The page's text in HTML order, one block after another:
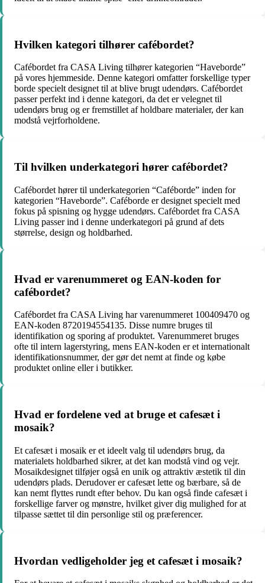
Hvilken kategori tilhører cafébordet?
Cafébordet fra CASA Living tilhører kategorien “Haveborde”
på vores hjemmeside. Denne kategori omfatter forskellige typer
borde specielt designet til at blive brugt udendørs. Cafébordet
passer perfekt ind i denne kategori, da det er velegnet til
udendørs brug og er fremstillet af holdbare materialer, der kan
modstå vejrforholdene.
Til hvilken underkategori hører cafébordet?
Cafébordet hører til underkategorien “Caféborde” inden for
kategorien “Haveborde”. Caféborde er designet specielt med
fokus på spisning og hygge udendørs. Cafébordet fra CASA
Living passer ind i denne underkategori på grund af dets
størrelse, design og holdbarhed.
Hvad er varenummeret og EAN-koden for
cafébordet?
Cafébordet fra CASA Living har varenummeret 100409470 og
EAN-koden 8720194554135. Disse numre bruges til
identifikation og sporing af produktet. Varenummeret bruges
ofte til intern lagerstyring, mens EAN-koden er et internationalt
identifikationsnummer, der gør det nemt at finde og købe
produktet online eller i butikker.
Hvad er fordelene ved at bruge et cafesæt i
mosaik?
Et cafesæt i mosaik er et ideelt valg til udendørs brug, da
materialets holdbarhed sikrer, at det kan modstå vind og vejr.
Mosaikdesignet tilføjer også en unik og attraktiv æstetik til din
udendørs plads. Derudover er cafesæt lette og bærbare, så de
kan nemt flyttes rundt efter behov. Du kan også finde cafesæt i
forskellige farver og mønstre, hvilket giver dig mulighed for at
tilpasse sættet til din personlige stil og præferencer.
Hvordan vedligeholder jeg et cafesæt i mosaik?